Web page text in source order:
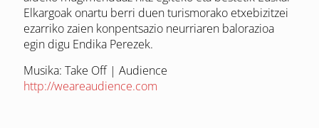
Elkargoak onartu berri duen turismorako etxebizitzei
ezarriko zaien konpentsazio neurriaren balorazioa
egin digu Endika Perezek.
Musika: Take Off | Audience
http://weareaudience.com